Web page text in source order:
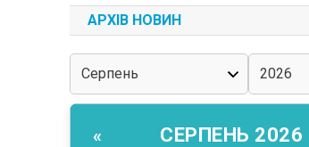
АРХІВ НОВИН
« СЕРПЕНЬ 2026